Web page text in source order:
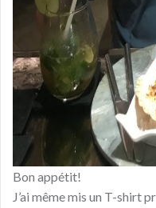
Bon appétit!
J’ai même mis un T-shirt